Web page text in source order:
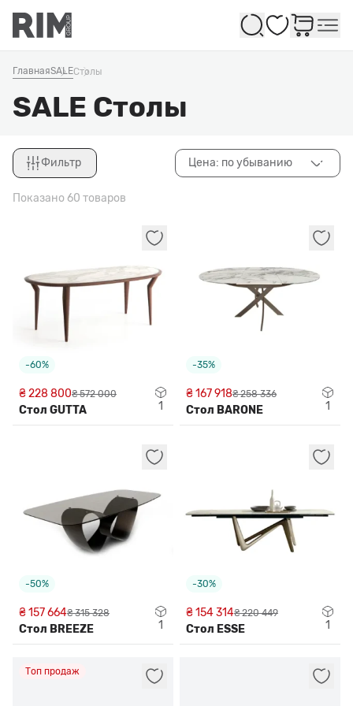
Избранное
ГлавнаяSALEСтолы
SALE Столы
Фильтр
Закрыть
Цена: по убыванию
Показано 60 товаров
-60%
₴ 228 800₴ 572 000
Стол GUTTA 1
-35%
₴ 167 918₴ 258 336
Стол BARONE 1
-50%
₴ 157 664₴ 315 328
Стол BREEZE 1
-30%
₴ 154 314₴ 220 449
Стол ESSE 1
Топ продаж